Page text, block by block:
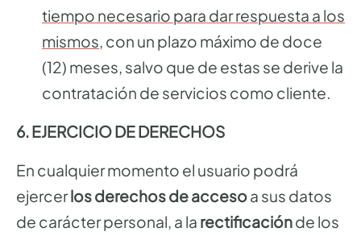
tiempo necesario para dar respuesta a los
mismos, con un plazo máximo de doce
(12) meses, salvo que de estas se derive la
contratación de servicios como cliente.
6. EJERCICIO DE DERECHOS
En cualquier momento el usuario podrá
ejercerlos derechos de accesoa sus datos
de carácter personal, a la rectificaciónde los